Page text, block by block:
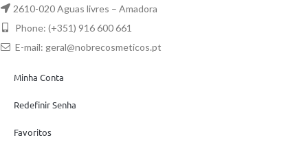
2610-020 Aguas livres – Amadora
Phone: (+351) 916 600 661
E-mail: geral@nobrecosmeticos.pt
Minha Conta
Redefinir Senha
Favoritos